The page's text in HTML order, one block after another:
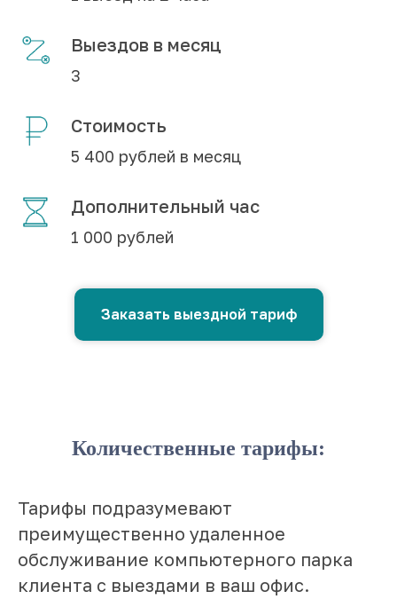
Выездов в месяц
3
Стоимость
5 400 рублей в месяц
Дополнительный час
1 000 рублей
Заказать выездной тариф
Количественные тарифы:
Тарифы подразумевают
преимущественно удаленное
обслуживание компьютерного парка
клиента с выездами в ваш офис.